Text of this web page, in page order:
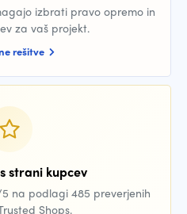
izbrati pravo opremo in
za vaš projekt.
rešitve
strani kupcev
na podlagi 485 preverjenih
Shops.